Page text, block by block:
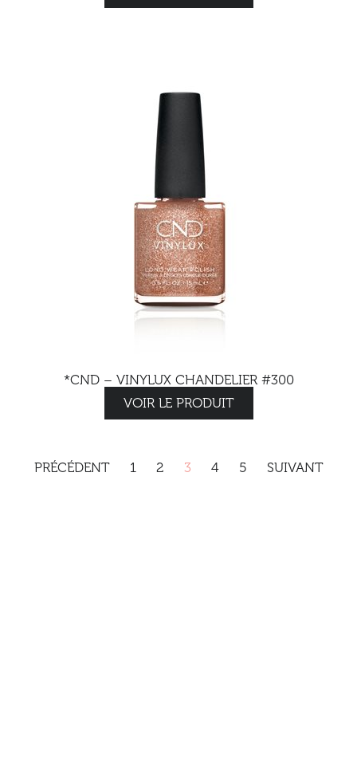
*CND – VINYLUX CHANDELIER #300
VOIR LE PRODUIT
PRÉCÉDENT 1 2 3 4 5 SUIVANT